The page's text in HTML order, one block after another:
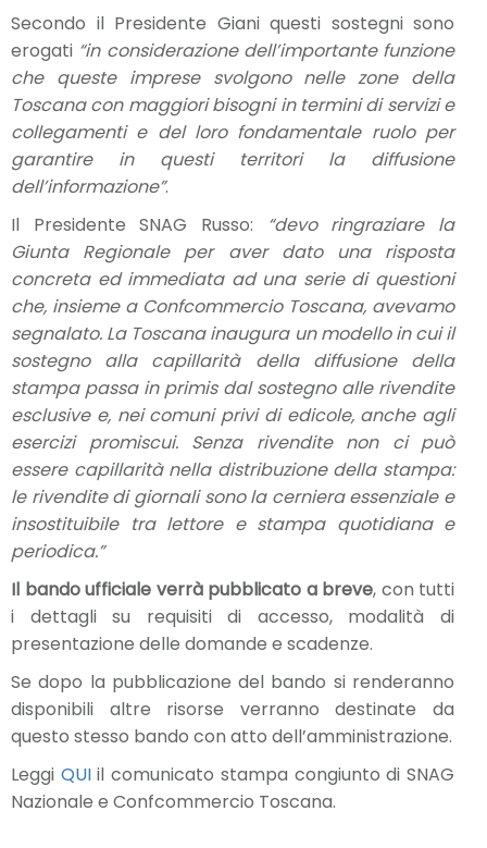
Secondo il Presidente Giani questi sostegni sono
erogati “in considerazione dell’importante funzione
che queste imprese svolgono nelle zone della
Toscana con maggiori bisogni in termini di servizi e
collegamenti e del loro fondamentale ruolo per
garantire in questi territori la diffusione
dell’informazione”.
Il Presidente SNAG Russo:
“devo ringraziare la
Giunta Regionale per aver dato una risposta
concreta ed immediata ad una serie di questioni
che, insieme a Confcommercio Toscana, avevamo
segnalato. La Toscana inaugura un modello in cui il
sostegno alla capillarità della diffusione della
stampa passa in primis dal sostegno alle rivendite
esclusive e, nei comuni privi di edicole, anche agli
esercizi promiscui. Senza rivendite non ci può
essere capillarità nella distribuzione della stampa:
le rivendite di giornali sono la cerniera essenziale e
insostituibile tra lettore e stampa quotidiana e
periodica.”
Il bando ufficiale verrà pubblicato a breve, con tutti
i dettagli su requisiti di accesso, modalità di
presentazione delle domande e scadenze.
Se dopo la pubblicazione del bando si renderanno
disponibili altre risorse verranno destinate da
questo stesso bando con atto dell’amministrazione.
Leggi QUIil comunicato stampa congiunto di SNAG
Nazionale e Confcommercio Toscana.